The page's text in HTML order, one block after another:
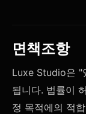
면책조항
Luxe Studio은 "
됩니다. 법률이
정 목적에의 적